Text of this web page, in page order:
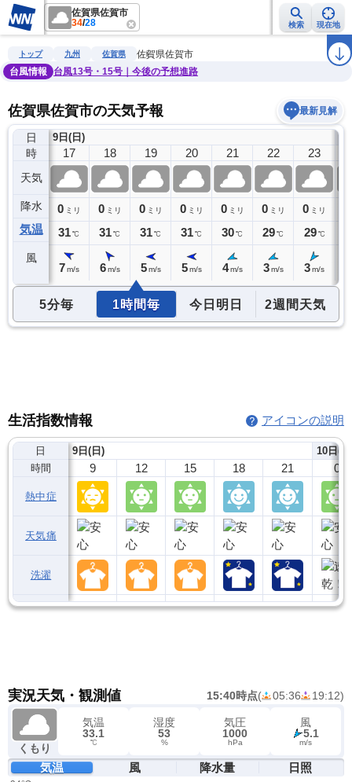
佐賀県佐賀市
34/28 検索 現在地
雨雲レーダー 台風情報 地震情報 ラ
トップ 九州 佐賀県
佐賀県佐賀市
台風情報
台風13号・15号｜今後の予想進路
佐賀県佐賀市の天気予報 最新見解
日
時
天気
降水
気温
風
9日(日)
16
0ミリ
32℃
17
0 ミリ
31℃
7 m/s
18
0 ミリ
31℃
6 m/s
19
0 ミリ
31℃
5 m/s
20
0 ミリ
31℃
5 m/s
21
0 ミリ
30℃
4 m/s
22
0 ミリ
29℃
3 m/s
23
0 ミリ
29 ℃
3m/s
5分毎 1時間毎 今日明日 2週間天気
生活指数情報 アイコンの説明
日
時間
熱中症
天気痛
洗濯
9日(日)
9 12 15 18 21
10日(
0
実況天気・観測値 15:40時点( 05:36 19:12)
くもり
気温
33.1
℃
湿度
53
%
気圧
1000
hPa
風
5.1
m/s
気温 風 降水量 日照